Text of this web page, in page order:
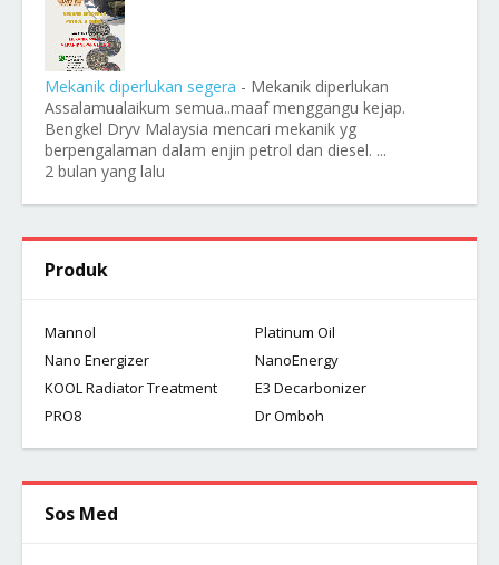
Mekanik diperlukan segera - Mekanik diperlukan
Assalamualaikum semua..maaf menggangu kejap.
Bengkel Dryv Malaysia mencari mekanik yg
berpengalaman dalam enjin petrol dan diesel. ...
2 bulan yang lalu
Produk
Mannol
Platinum Oil
Nano Energizer
NanoEnergy
KOOL Radiator Treatment
E3 Decarbonizer
PRO8
Dr Omboh
Sos Med